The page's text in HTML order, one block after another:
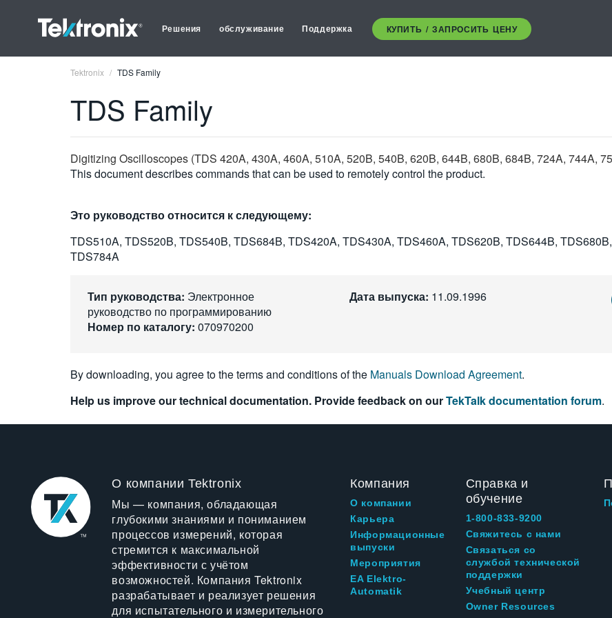
Решения обслуживание Поддержка КУПИТЬ / ЗАПРОСИТЬ ЦЕНУ
Tektronix TDS Family
TDS Family
Digitizing Oscilloscopes (TDS 420A, 430A, 460A, 510A, 520B, 540B, 620B, 644B, 680B, 684B, 724A, 744A,
This document describes commands that can be used to remotely control the product.
Это руководство относится к следующему:
TDS510A, TDS520B, TDS540B, TDS684B, TDS420A, TDS430A, TDS460A, TDS620B, TDS644B,
TDS784A
Тип руководства: Электронное
руководство по программированию
Номер по каталогу: 070970200
Дата выпуска: 11.09.1996
By downloading, you agree to the terms and conditions of the Manuals Download Agreement.
Help us improve our technical documentation. Provide feedback on ourTekTalk documentation forum.
О компании Tektronix
Мы — компания, обладающая
глубокими знаниями и пониманием
процессов измерений, которая
стремится к максимальной
эффективности с учётом
возможностей. Компания Tektronix
разрабатывает и реализует решения
для испытательного и измерительного
Компания
О компании
Карьера
Информационные
выпуски
Мероприятия
EA Elektro-
Automatik
Справка и
обучение
1-800-833-9200
Свяжитесь с нами
Связаться со
службой технической
поддержки
Учебный центр
Owner Resources